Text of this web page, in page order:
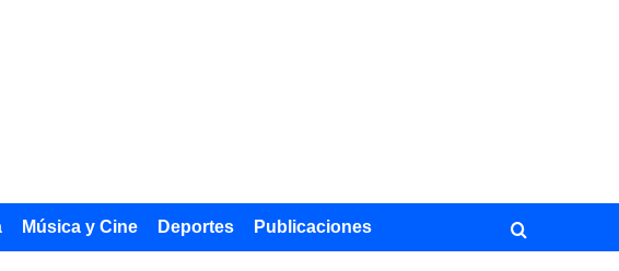
Música y Cine Deportes Publicaciones